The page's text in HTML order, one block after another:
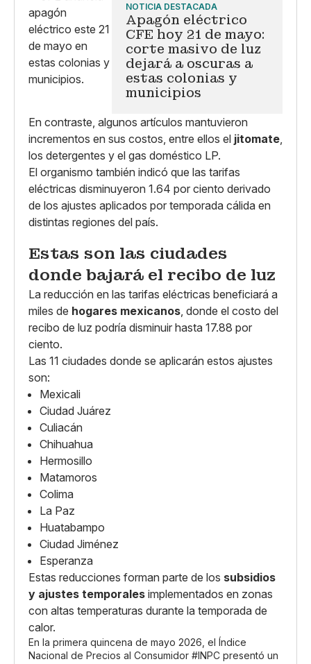
NOTICIA DESTACADA
Apagón eléctrico
CFE hoy 21 de mayo:
corte masivo de luz
dejará a oscuras a
estas colonias y
municipios
En contraste, algunos artículos mantuvieron
incrementos en sus costos, entre ellos el jitomate
los detergentes y el gas doméstico LP.
El organismo también indicó que las tarifas
eléctricas disminuyeron 1.64 por ciento derivado
de los ajustes aplicados por temporada cálida en
distintas regiones del país.
Estas son las ciudades
donde bajará el recibo de luz
La reducción en las tarifas eléctricas beneficiará a
miles de hogares mexicanos , donde el costo del
recibo de luz podría disminuir hasta 17.88 por
ciento.
Las 11 ciudades donde se aplicarán estos ajustes
son:
Mexicali
Ciudad Juárez
Culiacán
Chihuahua
Hermosillo
Matamoros
Colima
La Paz
Huatabampo
Ciudad Jiménez
Esperanza
Estas reducciones forman parte de los subsidios
y ajustes temporales implementados en zonas
con altas temperaturas durante la temporada de
calor.
En la primera quincena de mayo 2026, el Índice
Nacional de Precios al Consumidor #INPC presentó un